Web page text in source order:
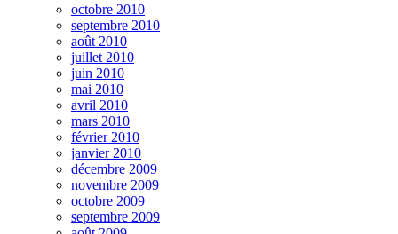
octobre 2010
septembre 2010
août 2010
juillet 2010
juin 2010
mai 2010
avril 2010
mars 2010
février 2010
janvier 2010
décembre 2009
novembre 2009
octobre 2009
septembre 2009